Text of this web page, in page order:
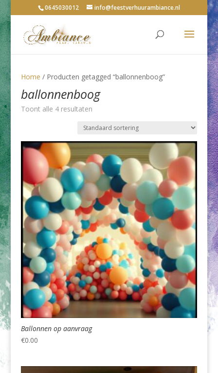
0645030012 info@feestverhuurambiance.nl
Home / Producten getagged “ballonnenboog”
ballonnenboog
Toont alle 4 resultaten
Ballonnen op aanvraag
€0.00